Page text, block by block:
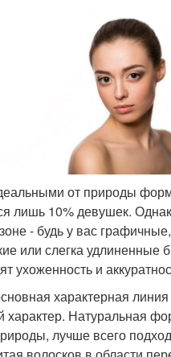
от природы
лишь 10% девушек.
- будь у вас
или слегка удлиненные
ухоженность и
характерная
характер. Натуральная
лучше всего